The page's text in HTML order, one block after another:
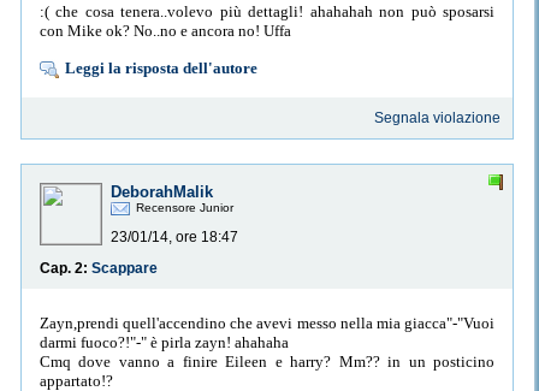
:( che cosa tenera..volevo più dettagli! ahahahah non può sposarsi
con Mike ok? No..no e ancora no! Uffa
Leggi la risposta dell'autore
Segnala violazione
DeborahMalik
Recensore Junior
23/01/14, ore 18:47
Cap. 2: Scappare
Zayn,prendi quell'accendino che avevi messo nella mia giacca"-"Vuoi
darmi fuoco?!"-" è pirla zayn! ahahaha
Cmq dove vanno a finire Eileen e harry? Mm?? in un posticino
appartato!?